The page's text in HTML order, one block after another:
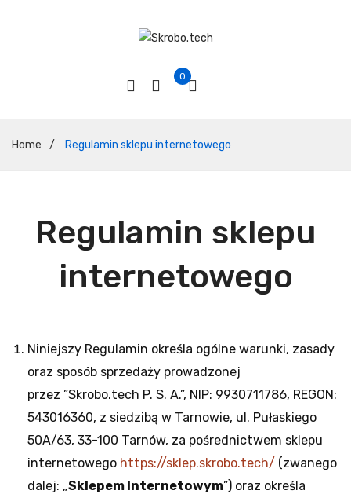
0
Home / Regulamin sklepu internetowego
Regulamin sklepu
internetowego
Niniejszy Regulamin określa ogólne warunki, zasady
oraz sposób sprzedaży prowadzonej
przez ”Skrobo.tech P. S. A.”, NIP: 9930711786, REGON:
543016360, z siedzibą w Tarnowie, ul. Pułaskiego
50A/63, 33-100 Tarnów, za pośrednictwem sklepu
internetowego https://sklep.skrobo.tech/ (zwanego
dalej: „Sklepem Internetowym”) oraz określa